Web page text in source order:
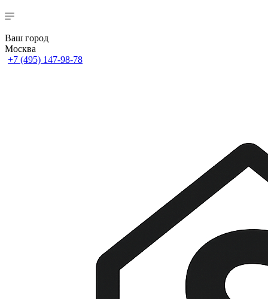
Ваш город
Москва
+7 (495) 147-98-78